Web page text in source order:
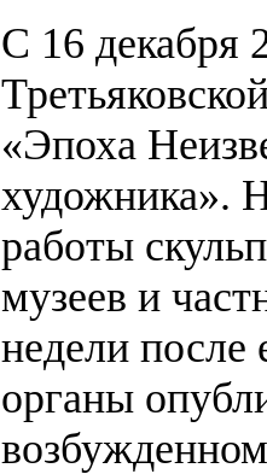
С 16 декабря
«Эпоха
художника».
работы
музеев и
недели после
органы